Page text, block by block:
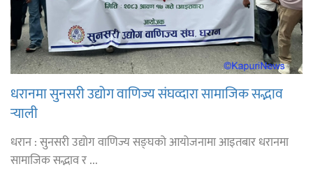
धरानमा सुनसरी उद्योग वाणिज्य संघव्दारा सामाजिक सद्भाव
र्‍याली
धरान : सुनसरी उद्योग वाणिज्य सङ्घको आयोजनामा आइतबार धरानमा
सामाजिक सद्भाव र ...